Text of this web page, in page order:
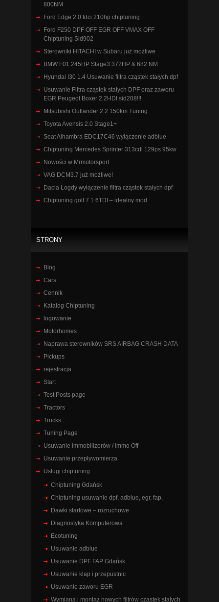
800NM
Ford Edge 2.0 tdci 210hp chiptuning
Ford F250 DPF OFF EGR OFF VMAX OFF
Chiptuning Sid902
Sterowniki HITACHI w Subaru już możliwe
BMW F01 245HP Stage3 372HP & 682 NM
Hyundai I30 1.4 Usuwanie filtra cząstek stałych dpf
Usuwanie Filtra cząstek stałych DPF oraz zaworu
EGR Peugeot Boxer 2.2HDI sid208!!!
Mitsubishi Outlander 2.2 150km Tuning
Toyota Avensis 2.0 Stage1+
Seat Alhambra EDC17C46 wyłączenie adblue
Chiptuning Mercedes Sprinter 313cdi 129ps 95kw
Nowości w Mrmotorsport
VAG DCM3.7 już możliwe!
Dacia Logdy wyłączenie filtra cząstek stałych dpf
Chiptuning golf 7 1.6TDI – idealny mod
STRONY
Blog
Cars
Cennik
Katalog Chiptuning
logowanie
Motorhomes
Naprawa sterowników SRS AIRBAG CRASH DATA
Pickups
rejestracja
Start
Test Posts page
Tractors
Trucks
Tuning Page
Usuwanie immobilizerów / Immo Off
Usuwanie przepływomierza
Usługi chiptuning
Chiptuning Gdańsk
Chiptuning usuwanie dpf, adblue, egr, fap,
Dawki startowe – rozruchowe
Diagnostyka Komputerowa
Ecotuning
Usuwanie adblue
Usuwanie DPF FAP Gdańsk
Usuwanie klap i przepustnic
Usuwanie zaworu EGR
Wymiana i montaz nowych filtrów cząstek stałych